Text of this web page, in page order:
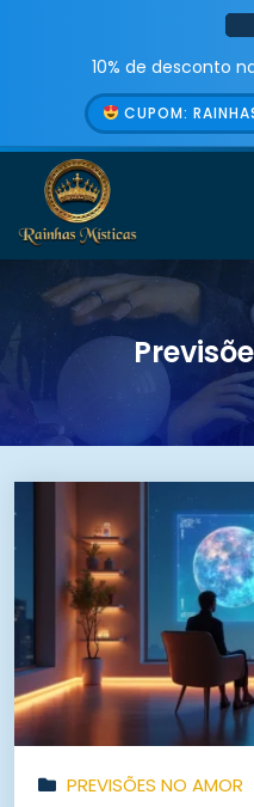
10% de desconto
CUPOM:
PREVISÕES NO AMOR